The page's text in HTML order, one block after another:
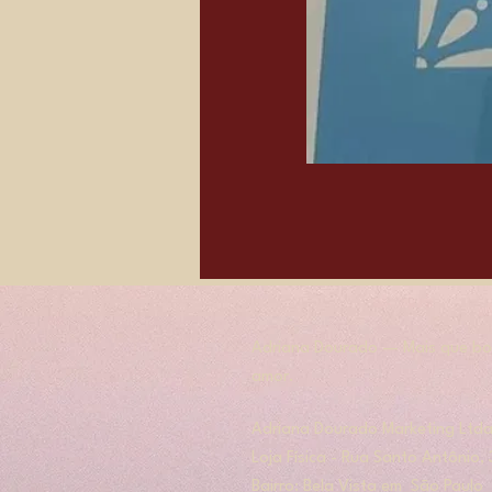
Adriana Dourado — Mais que
amor.
​​Adriana Dourado Marketing Ltda.
Loja Física - Rua Santo Antônio,
Bairro: Bela Vista em São Paulo